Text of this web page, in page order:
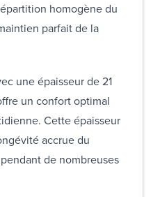
homogène du
parfait de la
une épaisseur de 21
un confort optimal
Cette épaisseur
accrue du
de nombreuses